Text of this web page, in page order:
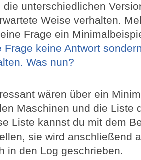
die unterschiedlichen
Weise verhalten.
Frage ein
Frage keine Antwort
Was nun?
wären über ein
Maschinen und die Liste
Liste kannst du mit dem
sie wird anschließend
in den Log geschrieben.